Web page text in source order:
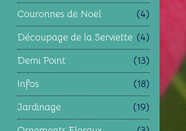
Couronnes de Noël
(4)
Découpage de la Serviette (4)
Demi Point
(13)
Infos
(18)
Jardinage
(19)